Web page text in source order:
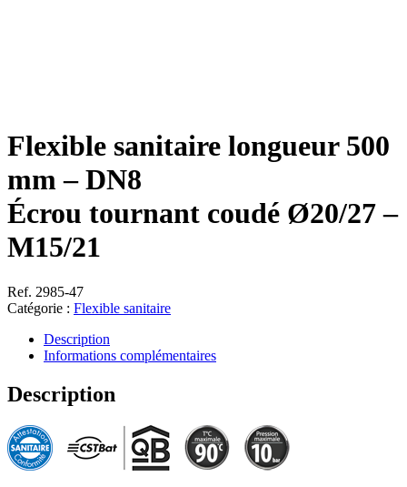
Flexible sanitaire longueur 500
mm – DN8
Écrou tournant coudé Ø20/27 –
M15/21
Ref. 2985-47
Catégorie : Flexible sanitaire
Description
Informations complémentaires
Description